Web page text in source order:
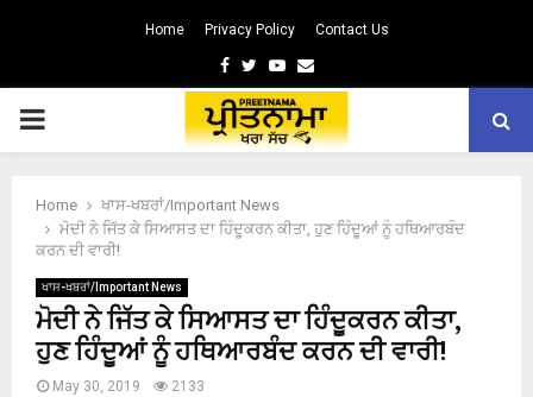
Home Privacy Policy Contact Us
Facebook
TwitterYoutube
Email
PRIMARY
Home
ਖਾਸ-ਖਬਰਾਂ/Important News
ਮੋਦੀ ਨੇ ਜਿੱਤ ਕੇ ਸਿਆਸਤ ਦਾ ਹਿੰਦੂਕਰਨ ਕੀਤਾ, ਹੁਣ ਹਿੰਦੂਆਂ ਨੂੰ ਹਥਿਆਰਬੰਦ
ਕਰਨ ਦੀ ਵਾਰੀ!
ਖਾਸ-ਖਬਰਾਂ/Important News
ਮੋਦੀ ਨੇ ਜਿੱਤ ਕੇ ਸਿਆਸਤ ਦਾ ਹਿੰਦੂਕਰਨ ਕੀਤਾ,
ਹੁਣ ਹਿੰਦੂਆਂ ਨੂੰ ਹਥਿਆਰਬੰਦ ਕਰਨ ਦੀ ਵਾਰੀ!
May 30, 2019 2133